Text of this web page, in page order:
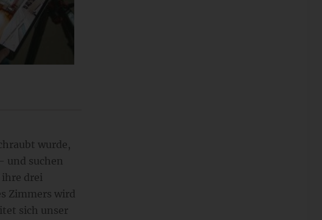
wurde,
und suchen
ihre drei
Zimmers wird
sich unser